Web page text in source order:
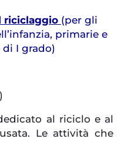
riciclaggio (per gli
primarie e
I grado)
al riciclo e al
Le attività che